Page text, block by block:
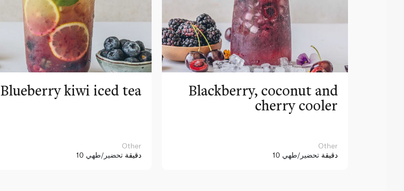
Blueberry kiwi iced tea
Other
10 دقيقة تحضير/طهي
Blackberry, coconut and
cherry cooler
Other
10 دقيقة تحضير/طهي